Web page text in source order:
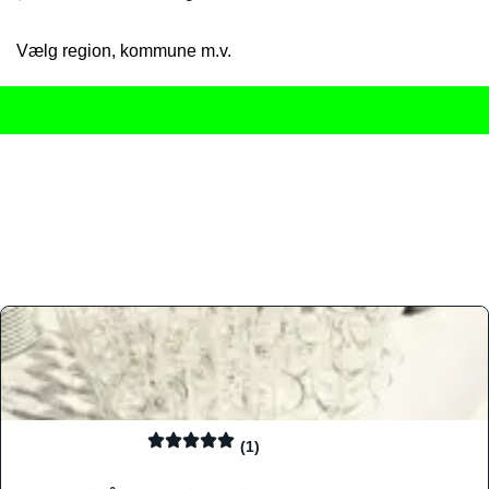
Vælg region, kommune m.v.
(1)